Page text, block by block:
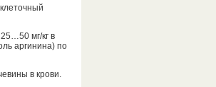
мг/кг в
аргинина) по
в крови.